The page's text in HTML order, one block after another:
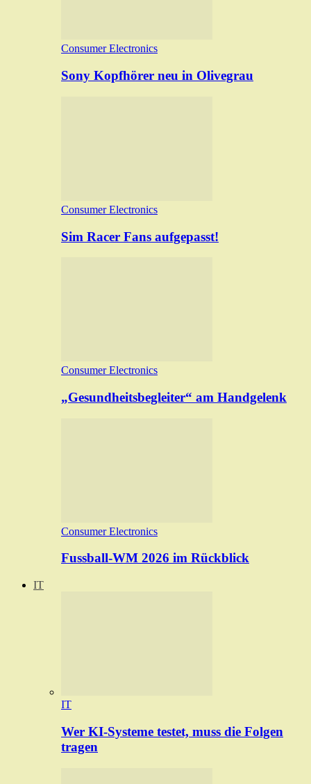
Consumer Electronics
Sony Kopfhörer neu in Olivegrau
Consumer Electronics
Sim Racer Fans aufgepasst!
Consumer Electronics
„Gesundheitsbegleiter“ am Handgelenk
Consumer Electronics
Fussball-WM 2026 im Rückblick
IT
IT
Wer KI-Systeme testet, muss die Folgen
tragen